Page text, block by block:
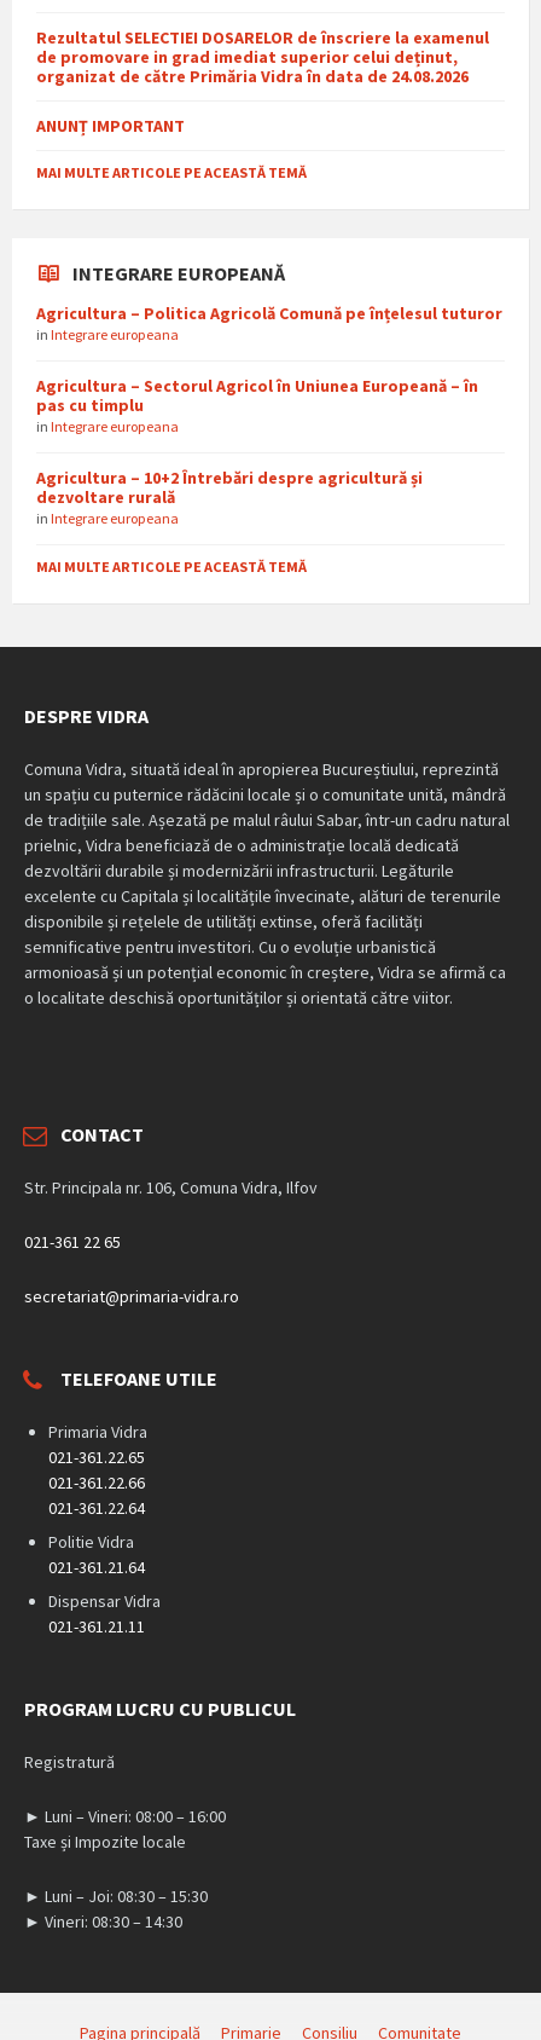
Rezultatul SELECTIEI DOSARELOR de înscriere la examenul
de promovare in grad imediat superior celui deținut,
organizat de către Primăria Vidra în data de 24.08.2026
ANUNȚ IMPORTANT
MAI MULTE ARTICOLE PE ACEASTĂ TEMĂ
INTEGRARE EUROPEANĂ
Agricultura – Politica Agricolă Comună pe înțelesul tuturor
in Integrare europeana
Agricultura – Sectorul Agricol în Uniunea Europeană – în
pas cu timplu
in Integrare europeana
Agricultura – 10+2 Întrebări despre agricultură și
dezvoltare rurală
in Integrare europeana
MAI MULTE ARTICOLE PE ACEASTĂ TEMĂ
DESPRE VIDRA
Comuna Vidra, situată ideal în apropierea Bucureștiului, reprezintă
un spațiu cu puternice rădăcini locale și o comunitate unită, mândră
de tradițiile sale. Așezată pe malul râului Sabar, într-un cadru natural
prielnic, Vidra beneficiază de o administrație locală dedicată
dezvoltării durabile și modernizării infrastructurii. Legăturile
excelente cu Capitala și localitățile învecinate, alături de terenurile
disponibile și rețelele de utilități extinse, oferă facilități
semnificative pentru investitori. Cu o evoluție urbanistică
armonioasă și un potențial economic în creștere, Vidra se afirmă ca
o localitate deschisă oportunităților și orientată către viitor.
CONTACT
Str. Principala nr. 106, Comuna Vidra, Ilfov
021-361 22 65
secretariat@primaria-vidra.ro
TELEFOANE UTILE
Primaria Vidra
021-361.22.65
021-361.22.66
021-361.22.64
Politie Vidra
021-361.21.64
Dispensar Vidra
021-361.21.11
PROGRAM LUCRU CU PUBLICUL
Registratură
► Luni – Vineri: 08:00 – 16:00
Taxe și Impozite locale
► Luni – Joi: 08:30 – 15:30
► Vineri: 08:30 – 14:30
Pagina principală Primarie Consiliu Comunitate